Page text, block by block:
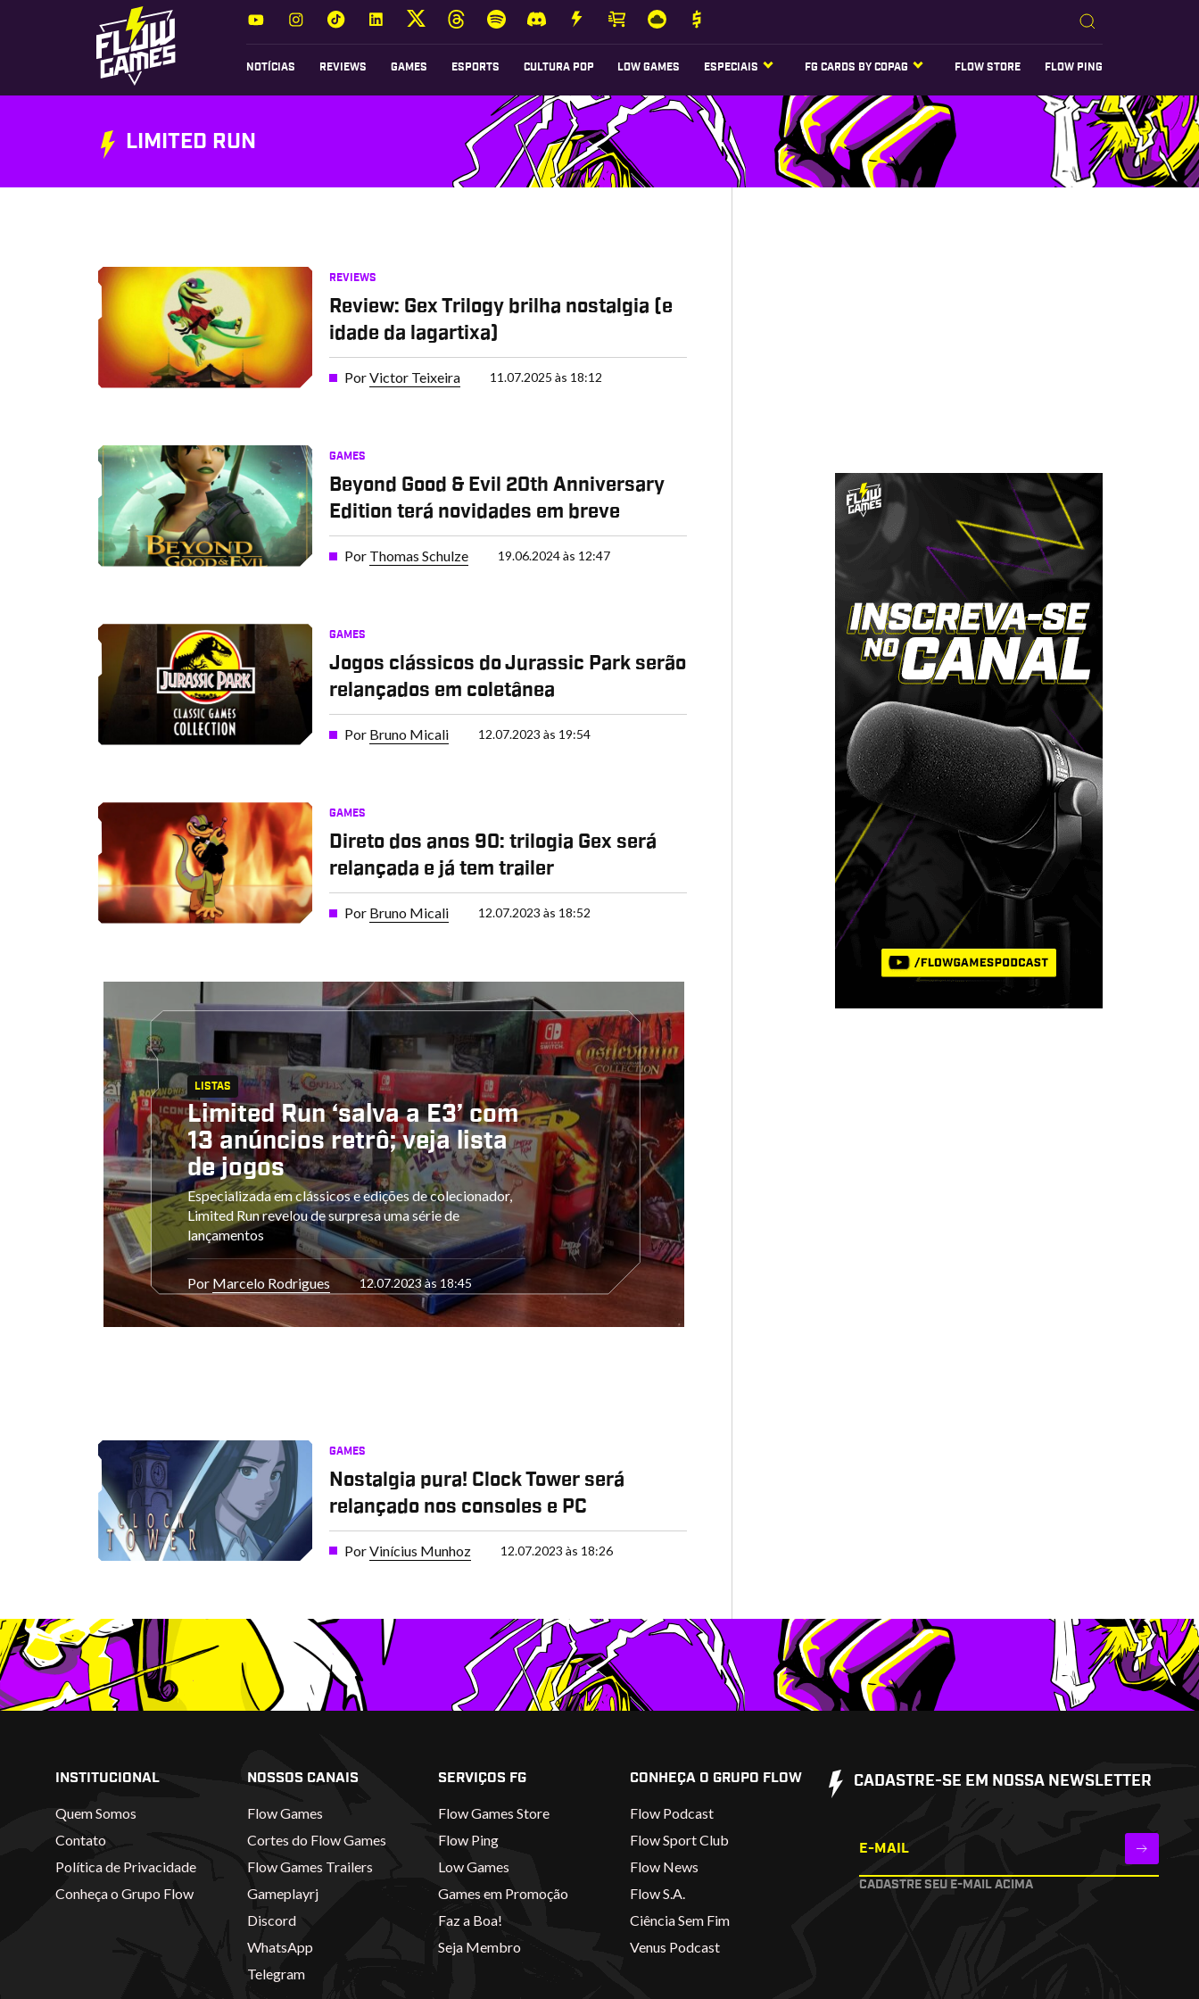
NOTÍCIAS REVIEWS GAMES ESPORTS CULTURA POP LOW GAMES ESPECIAIS FG CARDS BY COPAG FLOW STORE FLOW PING
LIMITED RUN
REVIEWS
Review: Gex Trilogy brilha nostalgia (e
idade da lagartixa)
PorVictor Teixeira 11.07.2025 às 18:12
GAMES
Beyond Good & Evil 20th Anniversary
Edition terá novidades em breve
Por Thomas Schulze 19.06.2024 às 12:47
GAMES
Jogos clássicos do Jurassic Park serão
relançados em coletânea
Por Bruno Micali 12.07.2023 às 19:54
GAMES
Direto dos anos 90: trilogia Gex será
relançada e já tem trailer
Por Bruno Micali 12.07.2023 às 18:52
LISTAS
Limited Run ‘salva a E3’ com
13 anúncios retrô; veja lista
de jogos
Especializada em clássicos e edições de colecionador,
Limited Run revelou de surpresa uma série de
lançamentos
Por Marcelo Rodrigues 12.07.2023 às 18:45
GAMES
Nostalgia pura! Clock Tower será
relançado nos consoles e PC
PorVinícius Munhoz 12.07.2023 às 18:26
INSTITUCIONAL
Quem Somos
Contato
Política de Privacidade
Conheça o Grupo Flow
NOSSOS CANAIS
Flow Games
Cortes do Flow Games
Flow Games Trailers
Gameplayrj
Discord
WhatsApp
Telegram
SERVIÇOS FG
Flow Games Store
Flow Ping
Low Games
Games em Promoção
Faz a Boa!
Seja Membro
CONHEÇA O GRUPO FLOW
Flow Podcast
Flow Sport Club
Flow News
Flow S.A.
Ciência Sem Fim
Venus Podcast
CADASTRE-SE EM NOSSA NEWSLETTER
E-MAIL
CADASTRE SEU E-MAIL ACIMA